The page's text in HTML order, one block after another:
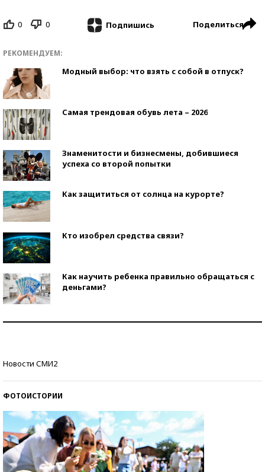
0 0 Подпишись Поделиться
РЕКОМЕНДУЕМ:
Модный выбор: что взять с собой в отпуск?
Самая трендовая обувь лета – 2026
Знаменитости и бизнесмены, добившиеся
успеха со второй попытки
Как защититься от солнца на курорте?
Кто изобрел средства связи?
Как научить ребенка правильно обращаться с
деньгами?
Новости СМИ2
ФОТОИСТОРИИ